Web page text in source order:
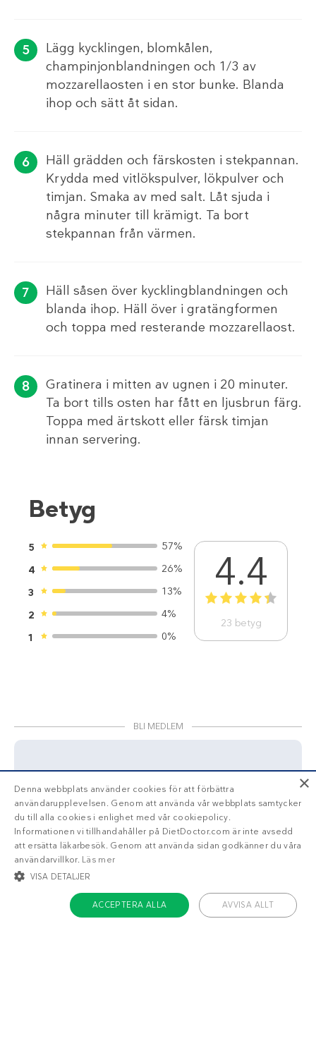
Lägg kycklingen, blomkålen,
champinjonblandningen och 1/3 av
mozzarellaosten i en stor bunke. Blanda
ihop och sätt åt sidan.
Häll grädden och färskosten i stekpannan.
Krydda med vitlökspulver, lökpulver och
timjan. Smaka av med salt. Låt sjuda i
några minuter till krämigt. Ta bort
stekpannan från värmen.
Häll såsen över kycklingblandningen och
blanda ihop. Häll över i gratängformen
och toppa med resterande mozzarellaost.
Gratinera i mitten av ugnen i 20 minuter.
Ta bort tills osten har fått en ljusbrun färg.
Toppa med ärtskott eller färsk timjan
innan servering.
Betyg
5
57%
4
26%
3
13%
2
4%
1
0%
4.4
1 2 3 4 5
23 betyg
BLI MEDLEM
Få tillgång till din läckrapersonliga
veckomenymed Diet Doctor Plus!
Trött på att räkna
kalorier?
Ja! Berätta mer
×
Denna webbplats använder cookies för att förbättra
användarupplevelsen. Genom att använda vår webbplats samtycker
du till alla cookies i enlighet med vår cookiepolicy.
Informationen vi tillhandahåller på DietDoctor.com är inte avsedd
att ersätta läkarbesök. Genom att använda sidan godkänner du våra
användarvillkor. Läs mer
VISA DETALJER
ACCEPTERA ALLA AVVISA ALLT